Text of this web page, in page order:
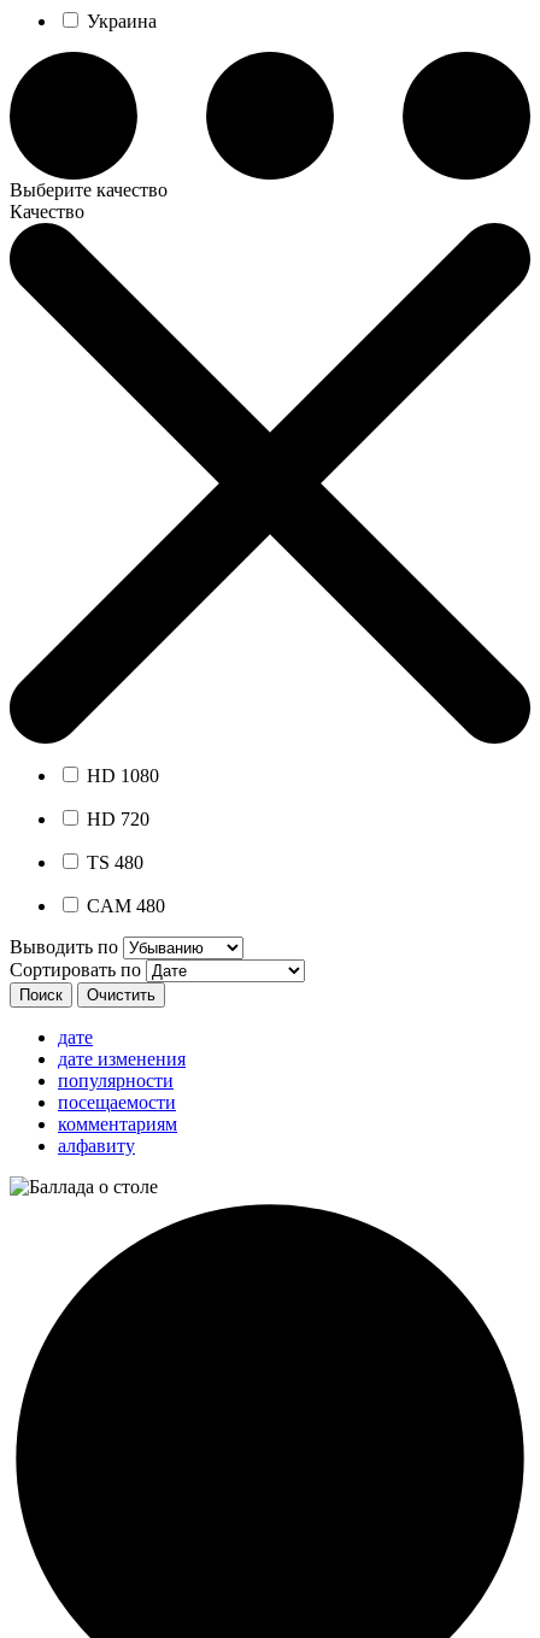
Украина
Выберите качество
Качество
HD 1080
HD 720
TS 480
CAM 480
Выводить по
Сортировать по
дате
дате изменения
популярности
посещаемости
комментариям
алфавиту